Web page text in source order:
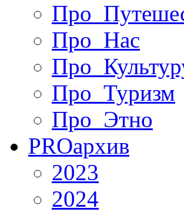
Про_Нас
Про_Туризм
Про_Этно
PROархив
2023
2024